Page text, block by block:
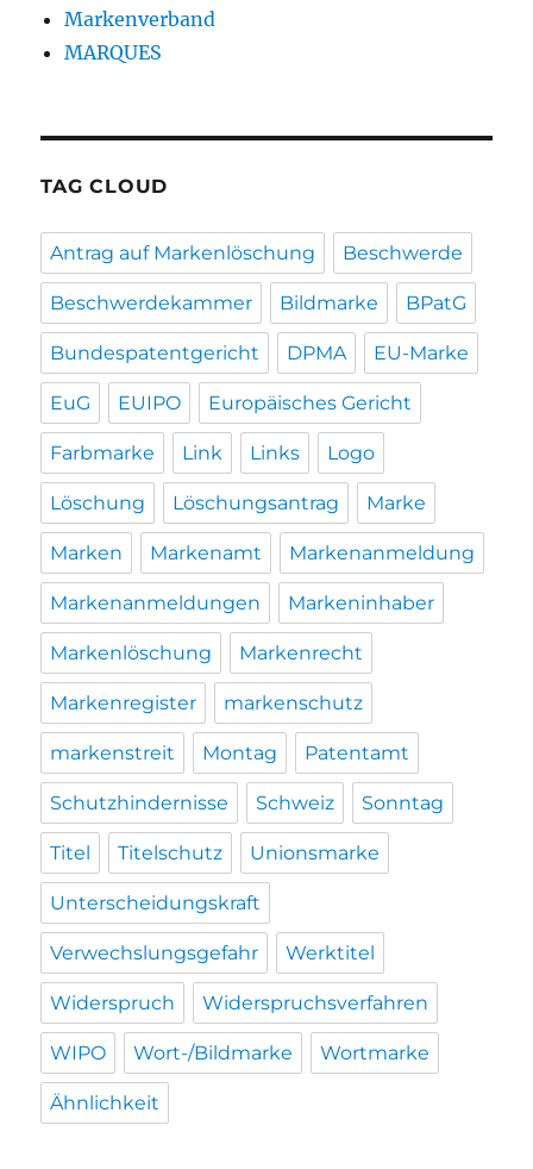
Markenverband
MARQUES
TAG CLOUD
Antrag auf Markenlöschung Beschwerde
Beschwerdekammer Bildmarke BPatG
Bundespatentgericht DPMA EU-Marke
EuG EUIPO Europäisches Gericht
Farbmarke Link Links Logo
Löschung Löschungsantrag Marke
Marken Markenamt Markenanmeldung
Markenanmeldungen Markeninhaber
Markenlöschung Markenrecht
Markenregister markenschutz
markenstreit Montag Patentamt
Schutzhindernisse Schweiz Sonntag
Titel Titelschutz Unionsmarke
Unterscheidungskraft
Verwechslungsgefahr Werktitel
Widerspruch Widerspruchsverfahren
WIPO Wort-/Bildmarke Wortmarke
Ähnlichkeit